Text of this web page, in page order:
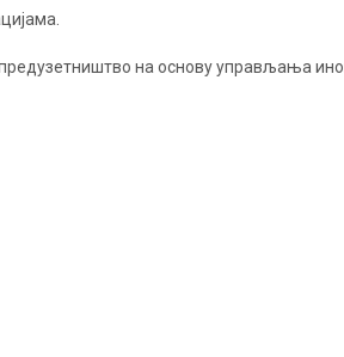
на основу управљања